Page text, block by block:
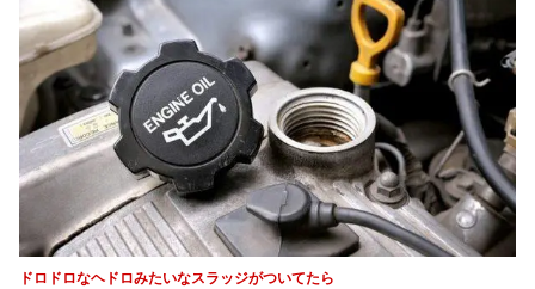
ドロドロなヘドロみたいなスラッジがついてたら